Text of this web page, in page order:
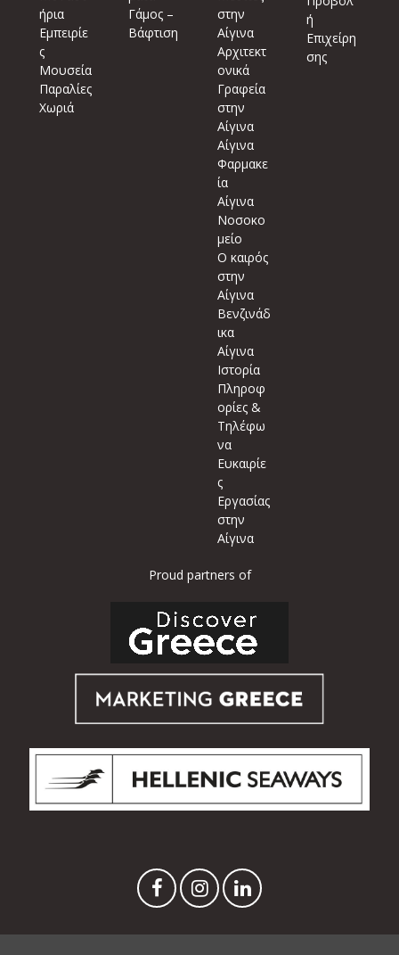
ήρια
Εμπειρίε
ς
Μουσεία
Παραλίες
Χωριά
Γάμος –
Βάφτιση
στην
Αίγινα
Αρχιτεκτ
ονικά
Γραφεία
στην
Αίγινα
Αίγινα
Φαρμακε
ία
Αίγινα
Νοσοκο
μείο
Ο καιρός
στην
Αίγινα
Βενζινάδ
ικα
Αίγινα
Ιστορία
Πληροφ
ορίες &
Τηλέφω
να
Ευκαιρίε
ς
Εργασίας
στην
Αίγινα
ή
Επιχείρη
σης
Proud partners of